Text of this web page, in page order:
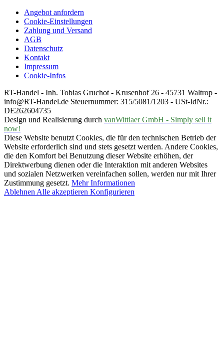
Angebot anfordern
Cookie-Einstellungen
Zahlung und Versand
AGB
Datenschutz
Kontakt
Impressum
Cookie-Infos
RT-Handel - Inh. Tobias Gruchot - Krusenhof 26 - 45731 Waltrop -
info@RT-Handel.de Steuernummer: 315/5081/1203 - USt-IdNr.:
DE262604735
Design und Realisierung durch vanWittlaer GmbH - Simply sell it
now!
Diese Website benutzt Cookies, die für den technischen Betrieb der
Website erforderlich sind und stets gesetzt werden. Andere Cookies,
die den Komfort bei Benutzung dieser Website erhöhen, der
Direktwerbung dienen oder die Interaktion mit anderen Websites
und sozialen Netzwerken vereinfachen sollen, werden nur mit Ihrer
Zustimmung gesetzt. Mehr Informationen
Ablehnen Alle akzeptieren Konfigurieren